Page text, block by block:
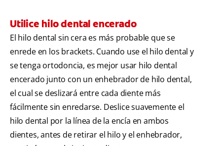
Utilice hilo dental encerado
El hilo dental sin cera es más probable que se
enrede en los brackets. Cuando use el hilo dental y
se tenga ortodoncia, es mejor usar hilo dental
encerado junto con un enhebrador de hilo dental,
el cual se deslizará entre cada diente más
fácilmente sin enredarse. Deslice suavemente el
hilo dental por la línea de la encía en ambos
dientes, antes de retirar el hilo y el enhebrador,